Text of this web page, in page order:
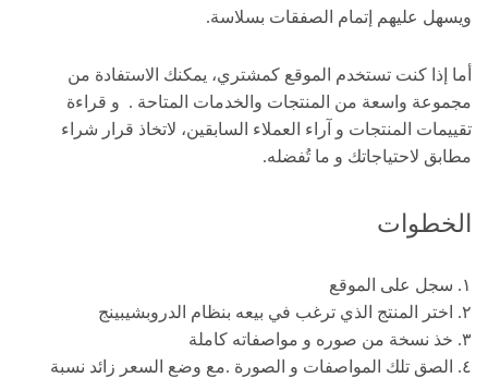
ويسهل عليهم إتمام الصفقات بسلاسة.
أما إذا كنت تستخدم الموقع كمشتري، يمكنك الاستفادة من
مجموعة واسعة من المنتجات والخدمات المتاحة . و قراءة
تقييمات المنتجات و آراء العملاء السابقين، لاتخاذ قرار شراء
مطابق لاحتياجاتك و ما تُفضله.
الخطوات
١. سجل على الموقع
٢. اختر المنتج الذي ترغب في بيعه بنظام الدروبشيبينج
٣. خذ نسخة من صوره و مواصفاته كاملة
٤. الصق تلك المواصفات و الصورة .مع وضع السعر زائد نسبة